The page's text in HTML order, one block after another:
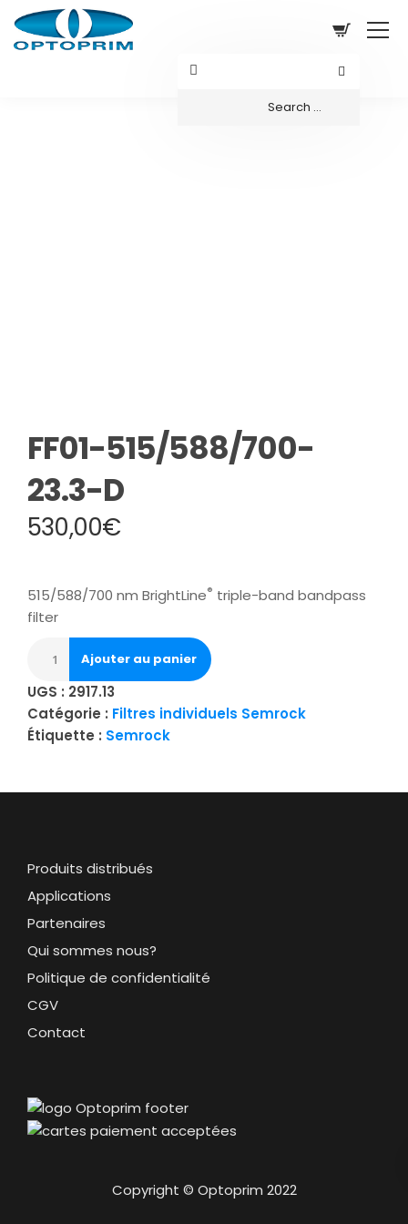
FF01-515/588/700-
23.3-D
530,00€
515/588/700 nm BrightLine® triple-band bandpass
filter
Ajouter au panier
UGS : 2917.13
Catégorie : Filtres individuels Semrock
Étiquette : Semrock
Produits distribués
Applications
Partenaires
Qui sommes nous?
Politique de confidentialité
CGV
Contact
Copyright © Optoprim 2022